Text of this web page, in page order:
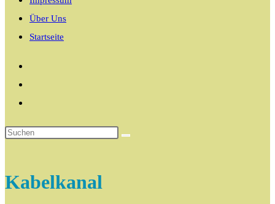
Über Uns
Startseite
Kabelkanal